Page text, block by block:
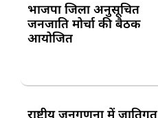
भाजपा जिला अनुसूचित
जनजाति मोर्चा की बैठक
आयोजित
राष्ट्रीय जनगणना में जातिगत